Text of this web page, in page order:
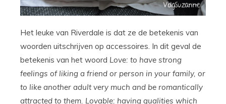
Het leuke van Riverdale is dat ze de betekenis van
woorden uitschrijven op accessoires. In dit geval de
betekenis van het woord Love: to have strong
feelings of liking a friend or person in your family, or
to like another adult very much and be romantically
attracted to them. Lovable: having qualities which